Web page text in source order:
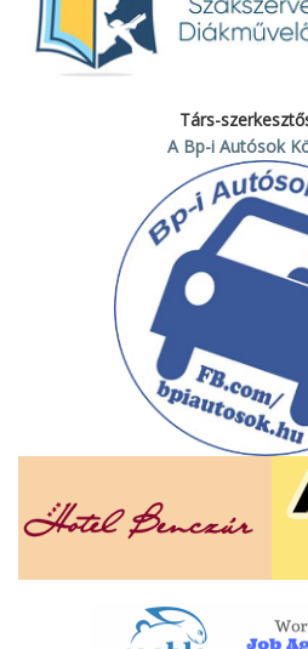
Társ-
A Bp-i Autósok